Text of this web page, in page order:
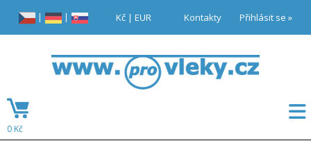
Přihlásit se »
Kontakty
Kč |EUR
| |
0 Kč